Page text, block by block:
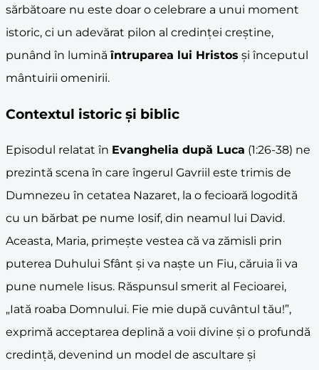
sărbătoare nu este doar o celebrare a unui moment
istoric, ci un adevărat pilon al credinței creștine,
punând în lumină întruparea lui Hristos și începutul
mântuirii omenirii.
Contextul istoric și biblic
Episodul relatat în Evanghelia după Luca (1:26-38) ne
prezintă scena în care îngerul Gavriil este trimis de
Dumnezeu în cetatea Nazaret, la o fecioară logodită
cu un bărbat pe nume Iosif, din neamul lui David.
Aceasta, Maria, primește vestea că va zămisli prin
puterea Duhului Sfânt și va naște un Fiu, căruia îi va
pune numele Iisus. Răspunsul smerit al Fecioarei,
„Iată roaba Domnului. Fie mie după cuvântul tău!”,
exprimă acceptarea deplină a voii divine și o profundă
credință, devenind un model de ascultare și